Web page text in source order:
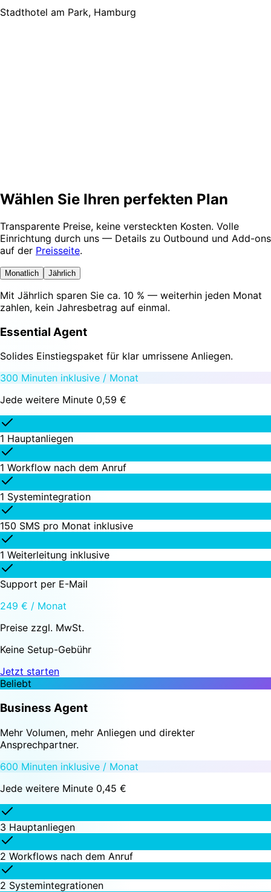
Stadthotel am Park, Hamburg
Wählen Sie Ihren perfekten Plan
Transparente Preise, keine versteckten Kosten. Volle
Einrichtung durch uns — Details zu Outbound und Add-ons
auf der Preisseite.
Monatlich Jährlich
Mit Jährlich sparen Sie ca. 10 % — weiterhin jeden Monat
zahlen, kein Jahresbetrag auf einmal.
Essential Agent
Solides Einstiegspaket für klar umrissene Anliegen.
300 Minuten inklusive / Monat
Jede weitere Minute 0,59 €
1 Hauptanliegen
1 Workflow nach dem Anruf
1 Systemintegration
150 SMS pro Monat inklusive
1 Weiterleitung inklusive
Support per E-Mail
249 € / Monat
Preise zzgl. MwSt.
Keine Setup-Gebühr
Jetzt starten
Beliebt
Business Agent
Mehr Volumen, mehr Anliegen und direkter
Ansprechpartner.
600 Minuten inklusive / Monat
Jede weitere Minute 0,45 €
3 Hauptanliegen
2 Workflows nach dem Anruf
2 Systemintegrationen